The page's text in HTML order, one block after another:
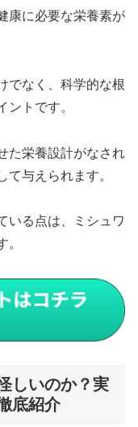
康に必要な栄養素が
でなく、科学的な根
ントです。
た栄養設計がなされ
て与えられます。
いる点は、ミシュワ
。
しいのか？実
底紹介